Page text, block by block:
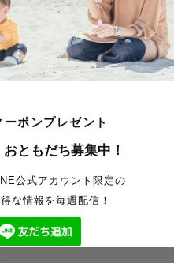
ーポンプレゼント
おともだち募集中！
公式アカウント限定の
な情報を毎週配信！